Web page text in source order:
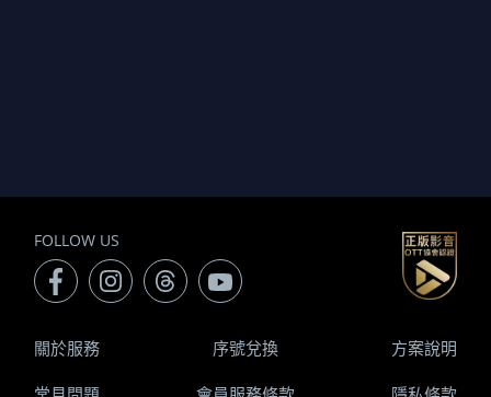
FOLLOW US
關於服務 序號兌換 方案說明